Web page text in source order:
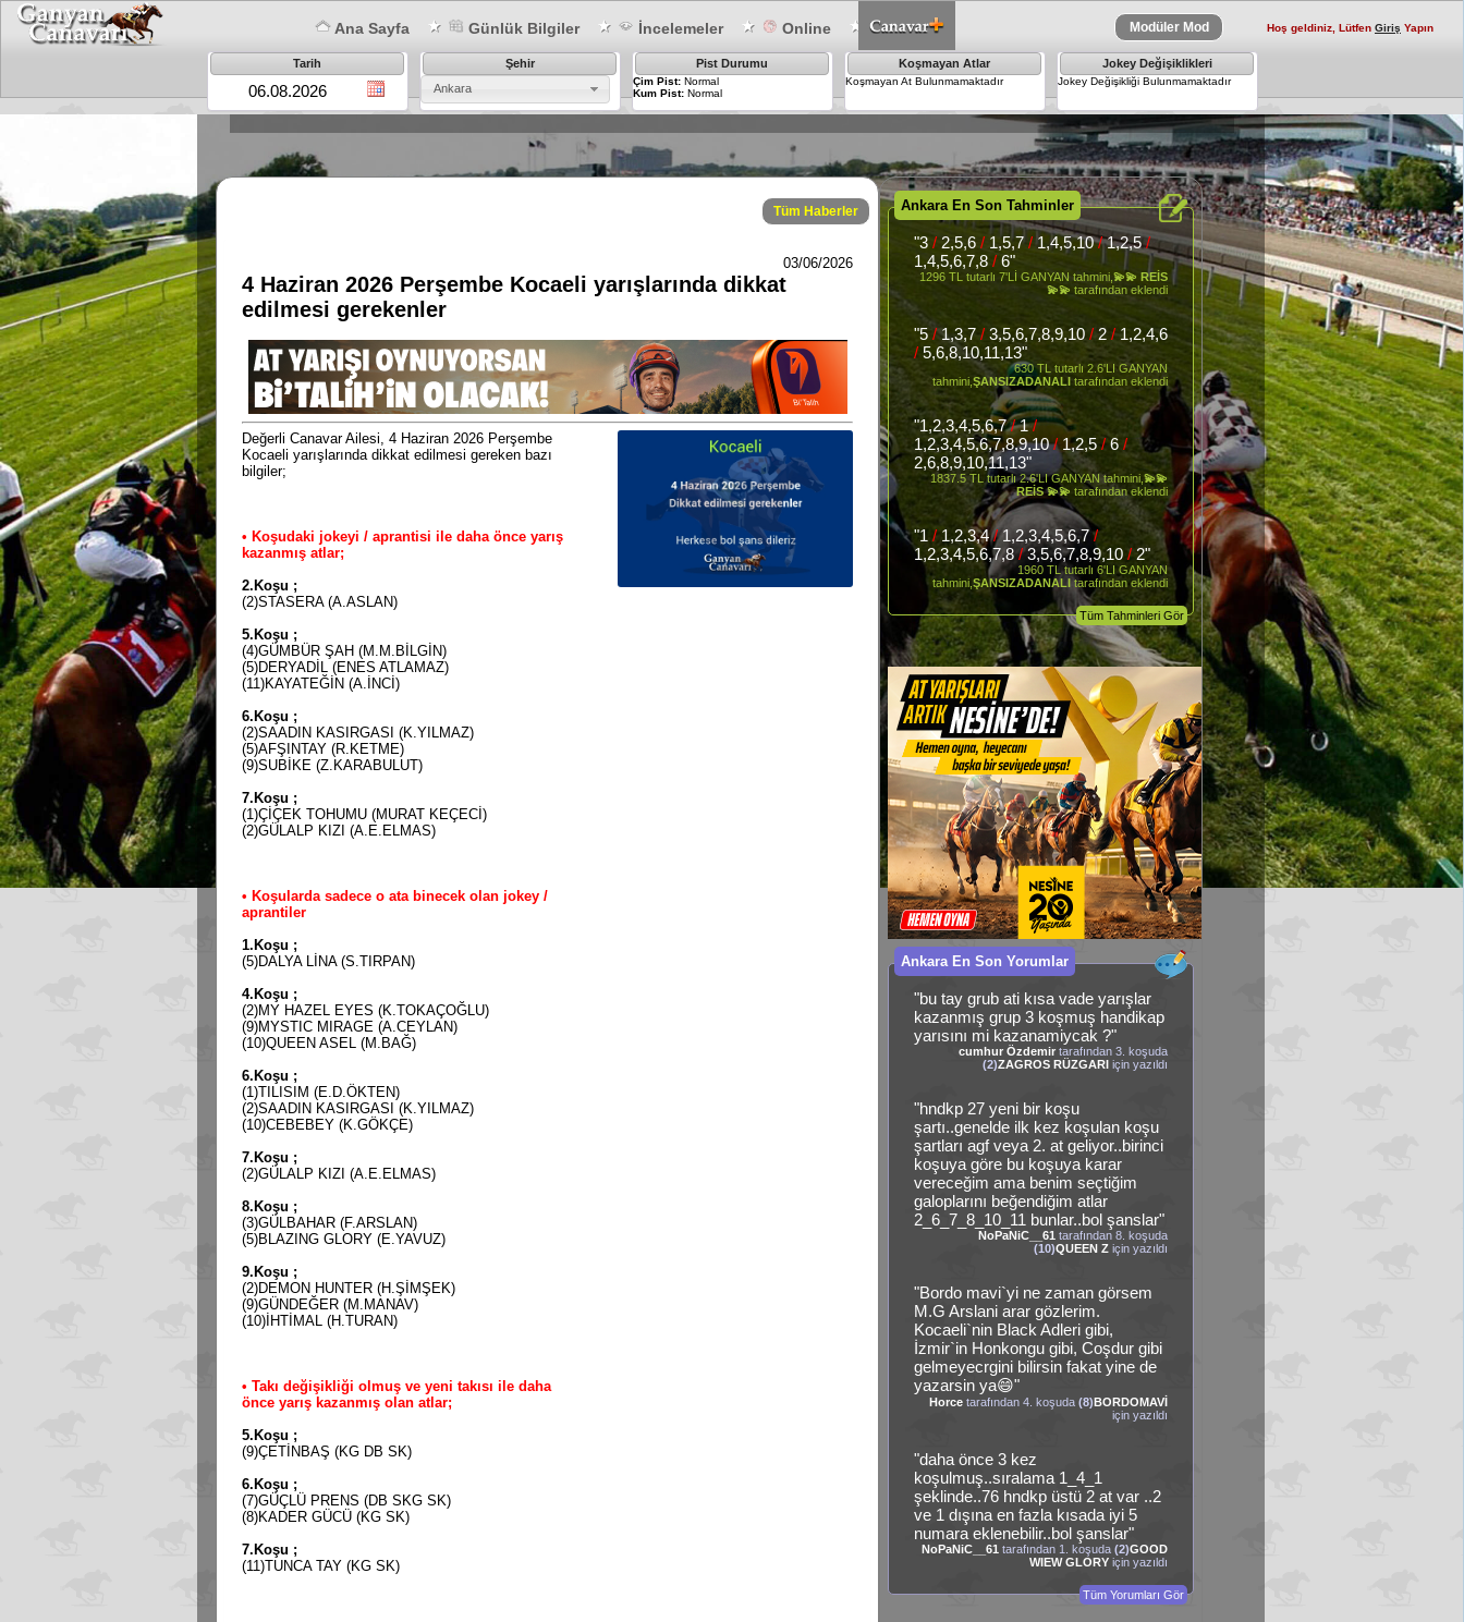
Ana Sayfa Günlük Bilgiler İncelemeler Online Modüler Mod Hoş geldiniz, Lütfen Giriş Yapın
Tarih
Şehir
Ankara
Pist Durumu
Çim Pist:Normal
Kum Pist:Normal
Koşmayan Atlar
Koşmayan At Bulunmamaktadır
Jokey Değişiklikleri
Jokey Değişikliği Bulunmamaktadır
Tüm Haberler
03/06/2026
4 Haziran 2026 Perşembe Kocaeli yarışlarında dikkat
edilmesi gerekenler
Değerli Canavar Ailesi, 4 Haziran 2026 Perşembe
Kocaeli yarışlarında dikkat edilmesi gereken bazı
bilgiler;
• Koşudaki jokeyi / aprantisi ile daha önce yarış
kazanmış atlar;
2.Koşu ;
(2)STASERA (A.ASLAN)
5.Koşu ;
(4)GÜMBÜR ŞAH (M.M.BİLGİN)
(5)DERYADİL (ENES ATLAMAZ)
(11)KAYATEĞİN (A.İNCİ)
6.Koşu ;
(2)SAADIN KASIRGASI (K.YILMAZ)
(5)AFŞINTAY (R.KETME)
(9)SUBİKE (Z.KARABULUT)
7.Koşu ;
(1)ÇİÇEK TOHUMU (MURAT KEÇECİ)
(2)GÜLALP KIZI (A.E.ELMAS)
• Koşularda sadece o ata binecek olan jokey /
aprantiler
1.Koşu ;
(5)DALYA LİNA (S.TIRPAN)
4.Koşu ;
(2)MY HAZEL EYES (K.TOKAÇOĞLU)
(9)MYSTIC MIRAGE (A.CEYLAN)
(10)QUEEN ASEL (M.BAĞ)
6.Koşu ;
(1)TILISIM (E.D.ÖKTEN)
(2)SAADIN KASIRGASI (K.YILMAZ)
(10)CEBEBEY (K.GÖKÇE)
7.Koşu ;
(2)GÜLALP KIZI (A.E.ELMAS)
8.Koşu ;
(3)GÜLBAHAR (F.ARSLAN)
(5)BLAZING GLORY (E.YAVUZ)
9.Koşu ;
(2)DEMON HUNTER (H.ŞİMŞEK)
(9)GÜNDEĞER (M.MANAV)
(10)İHTİMAL (H.TURAN)
• Takı değişikliği olmuş ve yeni takısı ile daha
önce yarış kazanmış olan atlar;
5.Koşu ;
(9)ÇETİNBAŞ (KG DB SK)
6.Koşu ;
(7)GÜÇLÜ PRENS (DB SKG SK)
(8)KADER GÜCÜ (KG SK)
7.Koşu ;
(11)TUNCA TAY (KG SK)
Ankara En Son Tahminler
"3/ 2,5,6/ 1,5,7/1,4,5,10/1,2,5/
1,4,5,6,7,8/ 6"
1296 TL tutarlı 7'Lİ GANYAN tahmini,💫💫 REİS
💫💫 tarafından eklendi
"5/1,3,7/ 3,5,6,7,8,9,10/ 2/1,2,4,6
/ 5,6,8,10,11,13"
630 TL tutarlı 2.6'LI GANYAN
tahmini,ŞANSIZADANALI tarafından eklendi
"1,2,3,4,5,6,7/1/
1,2,3,4,5,6,7,8,9,10/1,2,5/6/
2,6,8,9,10,11,13"
1837.5 TL tutarlı 2.6'LI GANYAN tahmini,💫💫
REİS 💫💫 tarafından eklendi
"1/1,2,3,4/1,2,3,4,5,6,7/
1,2,3,4,5,6,7,8/3,5,6,7,8,9,10/2"
1960 TL tutarlı 6'LI GANYAN
tahmini,ŞANSIZADANALItarafından eklendi
Tüm Tahminleri Gör
Ankara En Son Yorumlar
"bu tay grub ati kısa vade yarışlar
kazanmış grup 3 koşmuş handikap
yarısını mi kazanamiycak ?"
cumhur Özdemir tarafından 3. koşuda
(2)ZAGROS RÜZGARI için yazıldı
"hndkp 27 yeni bir koşu
şartı..genelde ilk kez koşulan koşu
şartları agf veya 2. at geliyor..birinci
koşuya göre bu koşuya karar
vereceğim ama benim seçtiğim
galoplarını beğendiğim atlar
2_6_7_8_10_11 bunlar..bol şanslar"
NoPaNiC__61 tarafından 8. koşuda
(10)QUEEN Z için yazıldı
"Bordo mavi`yi ne zaman görsem
M.G Arslani arar gözlerim.
Kocaeli`nin Black Adleri gibi,
İzmir`in Honkongu gibi, Coşdur gibi
gelmeyecrgini bilirsin fakat yine de
yazarsin ya😄"
Horce tarafından 4. koşuda(8)BORDOMAVİ
için yazıldı
"daha önce 3 kez
koşulmuş..sıralama 1_4_1
şeklinde..76 hndkp üstü 2 at var ..2
ve 1 dışına en fazla kısada iyi 5
numara eklenebilir..bol şanslar"
NoPaNiC__61 tarafından 1. koşuda(2)GOOD
WIEW GLORY için yazıldı
Tüm Yorumları Gör
×